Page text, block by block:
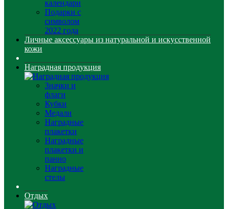
календари
Подарки с
символом
2022 года
Личные аксессуары из натуральной и искусственной
кожи
Наградная продукция
Значки и
флаги
Кубки
Медали
Наградные
плакетки
Наградные
плакетки и
панно
Наградные
стелы
Отдых